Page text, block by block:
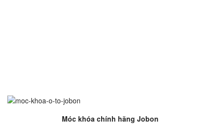
Móc khóa chính hãng Jobon